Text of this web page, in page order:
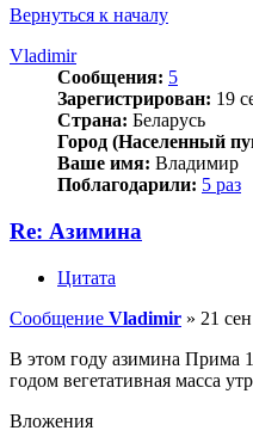
Вернуться к началу
Vladimir
Сообщения: 5
Зарегистрирован: 19
Страна: Беларусь
Город (Населенный
Ваше имя: Владимир
Поблагодарили: 5 раз
Re: Азимина
Цитата
Сообщение Vladimir » 21
В этом году азимина Прима
годом вегетативная масса
Вложения